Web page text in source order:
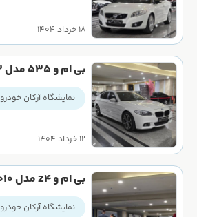
۱۸ خرداد ۱۴۰۴
بی ام و 535 مدل 2013
نمایشگاه آرکان خودرو
۱۲ خرداد ۱۴۰۴
بی ام و Z4 مدل 2010
نمایشگاه آرکان خودرو